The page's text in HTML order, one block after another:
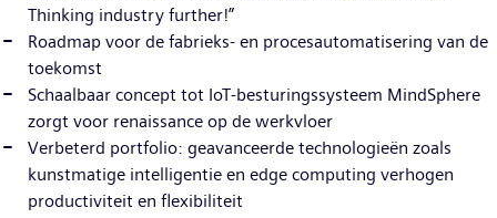
Thinking industry further!”
Roadmap voor de fabrieks- en procesautomatisering van de
toekomst
Schaalbaar concept tot IoT-besturingssysteem MindSphere
zorgt voor renaissance op de werkvloer
Verbeterd portfolio: geavanceerde technologieën zoals
kunstmatige intelligentie en edge computing verhogen
productiviteit en flexibiliteit